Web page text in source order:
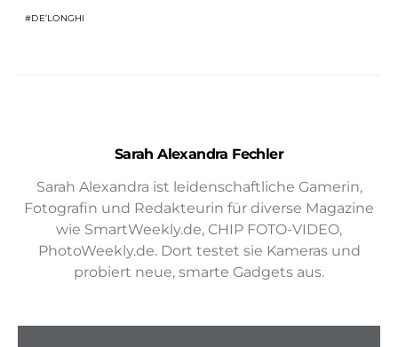
DE’LONGHI
Sarah Alexandra Fechler
Sarah Alexandra ist leidenschaftliche Gamerin,
Fotografin und Redakteurin für diverse Magazine
wie SmartWeekly.de, CHIP FOTO-VIDEO,
PhotoWeekly.de. Dort testet sie Kameras und
probiert neue, smarte Gadgets aus.